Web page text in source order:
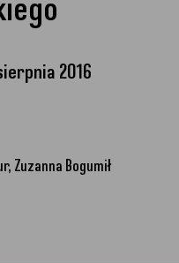
2016
Zuzanna Bogumił